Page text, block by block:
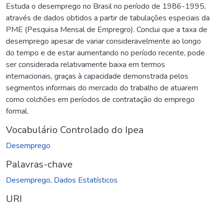
Estuda o desemprego no Brasil no período de 1986-1995,
através de dados obtidos a partir de tabulações especiais da
PME (Pesquisa Mensal de Empregro). Conclui que a taxa de
desemprego apesar de variar consideravelmente ao longo
do tempo e de estar aumentando no período recente, pode
ser considerada relativamente baixa em termos
internacionais, graças à capacidade demonstrada pelos
segmentos informais do mercado do trabalho de atuarem
como colchões em períodos de contratação do emprego
formal.
Vocabulário Controlado do Ipea
Desemprego
Palavras-chave
Desemprego, Dados Estatísticos
URI